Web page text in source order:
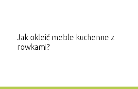
Jak okleić meble kuchenne z
rowkami?